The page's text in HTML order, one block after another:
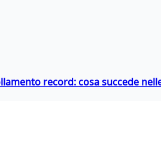
record: cosa succede